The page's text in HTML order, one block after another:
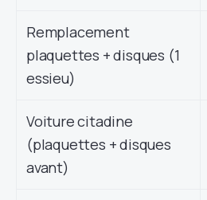
Remplacement
plaquettes + disques (1
essieu)
Voiture citadine
(plaquettes + disques
avant)